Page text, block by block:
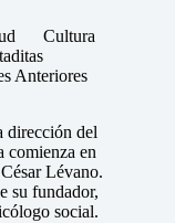
Cultura
Anteriores
dirección del
comienza en
Lévano.
su fundador,
social.